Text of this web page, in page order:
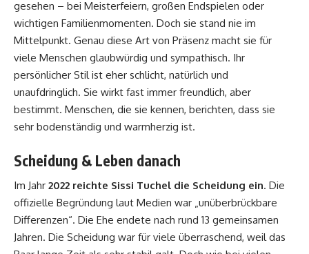
gesehen – bei Meisterfeiern, großen Endspielen oder
wichtigen Familienmomenten. Doch sie stand nie im
Mittelpunkt. Genau diese Art von Präsenz macht sie für
viele Menschen glaubwürdig und sympathisch. Ihr
persönlicher Stil ist eher schlicht, natürlich und
unaufdringlich. Sie wirkt fast immer freundlich, aber
bestimmt. Menschen, die sie kennen, berichten, dass sie
sehr bodenständig und warmherzig ist.
Scheidung & Leben danach
Im Jahr 2022 reichte Sissi Tuchel die Scheidung ein. Die
offizielle Begründung laut Medien war „unüberbrückbare
Differenzen“. Die Ehe endete nach rund 13 gemeinsamen
Jahren. Die Scheidung war für viele überraschend, weil das